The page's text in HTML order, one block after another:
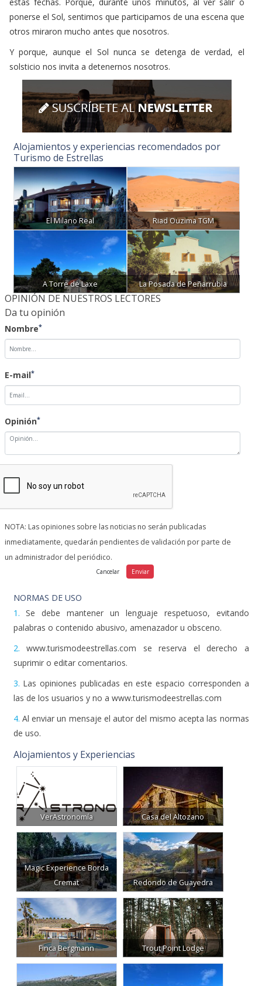
otros miraron mucho antes que nosotros.
Y porque, aunque el Sol nunca se detenga de verdad, el
Alojamientos y experiencias recomendados por
Turismo de Estrellas
El Milano Real Riad Ouzima TGM
A Torre de Laxe La Posada de Peñarrubia
OPINIÓN DE NUESTROS LECTORES
Da tu opinión
Nombre *
E-mail*
Opinión
2.www.turismodeestrellas.com se reserva el derecho a
3.Las opiniones publicadas en este espacio corresponden a
4.Al enviar un mensaje el autor del mismo acepta las normas
Alojamientos y Experiencias
VerAstronomía Casa del Altozano
Magic Experience Borda
Cremat
Redondo de Guayedra
Finca Bergmann Trout Point Lodge
Palacio Viejo de las